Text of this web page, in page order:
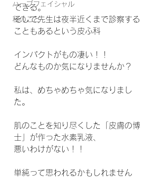
ハーブフェイシャル
私のこと
できる。
そして先生は夜半近くまで診察する
こともあるという皮ふ科
インパクトがもの凄い！！
どんなものか気になりませんか？
私は、めちゃめちゃ気になりまし
た。
肌のことを知り尽くした「皮膚の博
士」が作った水素乳液、
悪いわけがない！！
単純って思われるかもしれません